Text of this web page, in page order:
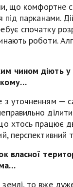
що комфортне
під парканами.
спочатку
роботи.
чином діють у
уточненням —
хтось працює
власної
то вже